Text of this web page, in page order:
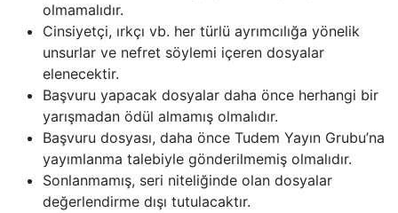
olmamalıdır.
Cinsiyetçi, ırkçı vb. her türlü ayrımcılığa yönelik
unsurlar ve nefret söylemi içeren dosyalar
elenecektir.
Başvuru yapacak dosyalar daha önce herhangi bir
yarışmadan ödül almamış olmalıdır.
Başvuru dosyası, daha önce Tudem Yayın Grubu’na
yayımlanma talebiyle gönderilmemiş olmalıdır.
Sonlanmamış, seri niteliğinde olan dosyalar
değerlendirme dışı tutulacaktır.